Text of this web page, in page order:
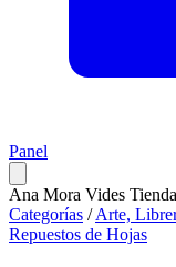
Panel
Ana Mora Vides
Categorías / Arte,
Repuestos de Hojas